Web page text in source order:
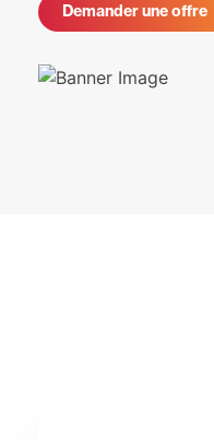
Demander une offre